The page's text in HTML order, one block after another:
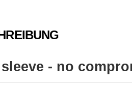
sleeve - no